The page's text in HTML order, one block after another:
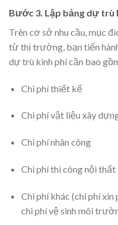
Bước 3. Lập bảng dự trù
Trên cơ sở nhu cầu, mục
từ thị trường, bạn tiến
dự trù kinh phí cần bao
Chi phí thiết kế
Chi phí vật liệu xây
Chi phí nhân công
Chi phí thi công nội thất
Chi phí khác (chi phí xin
chi phí vệ sinh môi